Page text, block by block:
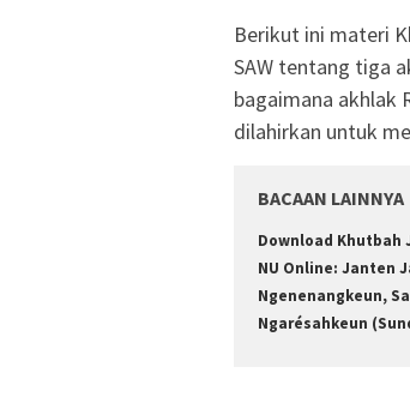
Berikut ini materi
SAW tentang tiga
bagaimana akhlak
dilahirkan untuk
BACAAN LAINNYA
Download Khutbah
NU Online: Janten
Ngenenangkeun,
Ngarésahkeun